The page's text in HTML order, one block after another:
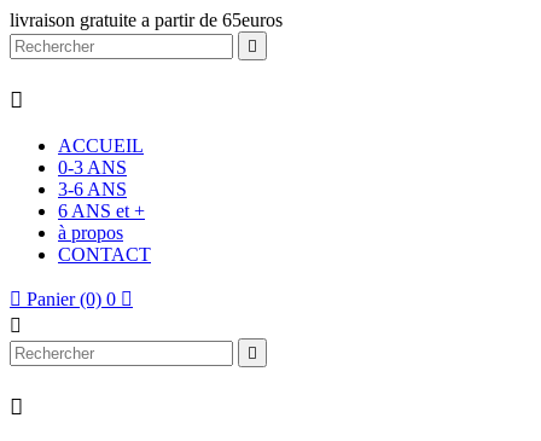
livraison gratuite a partir de 65euros


ACCUEIL
0-3 ANS
3-6 ANS
6 ANS et +
à propos
CONTACT
 Panier (0) 0 


